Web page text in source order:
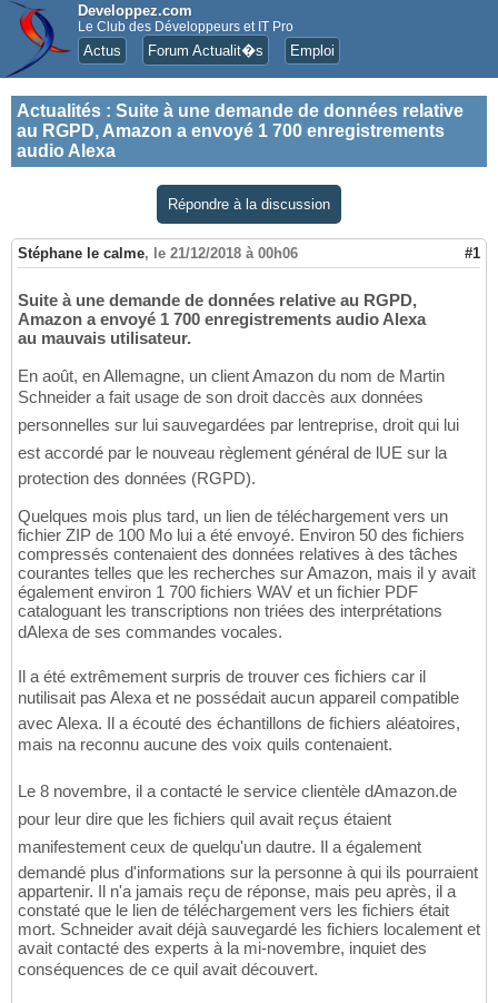
Developpez.com
Le Club des Développeurs et IT Pro
Actus Forum Actualit�s Emploi
Actualités : Suite à une demande de données relative
au RGPD, Amazon a envoyé 1 700 enregistrements
audio Alexa
Répondre à la discussion
Stéphane le calme, le 21/12/2018 à 00h06 #1
Suite à une demande de données relative au RGPD,
Amazon a envoyé 1 700 enregistrements audio Alexa
au mauvais utilisateur.
En août, en Allemagne, un client Amazon du nom de Martin
Schneider a fait usage de son droit daccès aux données
personnelles sur lui sauvegardées par lentreprise, droit qui lui
est accordé par le nouveau règlement général de lUE sur la
protection des données (RGPD).
Quelques mois plus tard, un lien de téléchargement vers un
fichier ZIP de 100 Mo lui a été envoyé. Environ 50 des fichiers
compressés contenaient des données relatives à des tâches
courantes telles que les recherches sur Amazon, mais il y avait
également environ 1 700 fichiers WAV et un fichier PDF
cataloguant les transcriptions non triées des interprétations
dAlexa de ses commandes vocales.
Il a été extrêmement surpris de trouver ces fichiers car il
nutilisait pas Alexa et ne possédait aucun appareil compatible
avec Alexa. Il a écouté des échantillons de fichiers aléatoires,
mais na reconnu aucune des voix quils contenaient.
Le 8 novembre, il a contacté le service clientèle dAmazon.de
pour leur dire que les fichiers quil avait reçus étaient
manifestement ceux de quelqu'un dautre. Il a également
demandé plus d'informations sur la personne à qui ils pourraient
appartenir. Il n'a jamais reçu de réponse, mais peu après, il a
constaté que le lien de téléchargement vers les fichiers était
mort. Schneider avait déjà sauvegardé les fichiers localement et
avait contacté des experts à la mi-novembre, inquiet des
conséquences de ce quil avait découvert.